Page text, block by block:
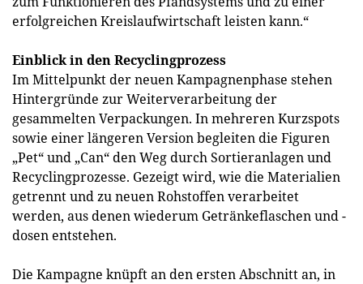
erfolgreichen Kreislaufwirtschaft leisten kann.“
Einblick in den Recyclingprozess
Im Mittelpunkt der neuen Kampagnenphase stehen
Hintergründe zur Weiterverarbeitung der
gesammelten Verpackungen. In mehreren Kurzspots
sowie einer längeren Version begleiten die Figuren
„Pet“ und „Can“ den Weg durch Sortieranlagen und
Recyclingprozesse. Gezeigt wird, wie die Materialien
getrennt und zu neuen Rohstoffen verarbeitet
werden, aus denen wiederum Getränkeflaschen und -
dosen entstehen.
Die Kampagne knüpft an den ersten Abschnitt an, in